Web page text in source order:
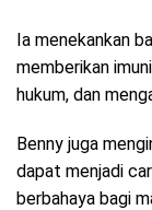
Ia menekankan
memberikan
hukum, dan
Benny juga
dapat menjadi
berbahaya bagi